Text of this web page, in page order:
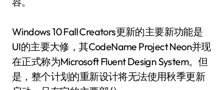
Windows 10 Fall Creators更新的主要新功能是
UI的主要大修，其CodeName Project Neon并现
在正式称为Microsoft Fluent Design System。但
是，整个计划的重新设计将无法使用秋季更新